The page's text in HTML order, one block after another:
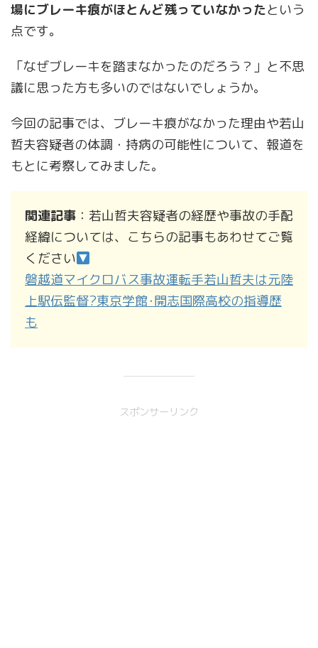
場にブレーキ痕がほとんど残っていなかったという
点です。
「なぜブレーキを踏まなかったのだろう？」と不思
議に思った方も多いのではないでしょうか。
今回の記事では、ブレーキ痕がなかった理由や若山
哲夫容疑者の体調・持病の可能性について、報道を
もとに考察してみました。
関連記事 ：若山哲夫容疑者の経歴や事故の手配
経緯については、こちらの記事もあわせてご覧
ください
磐越道マイクロバス事故運転手若山哲夫は元陸
上駅伝監督?東京学館･開志国際高校の指導歴
も
スポンサーリンク